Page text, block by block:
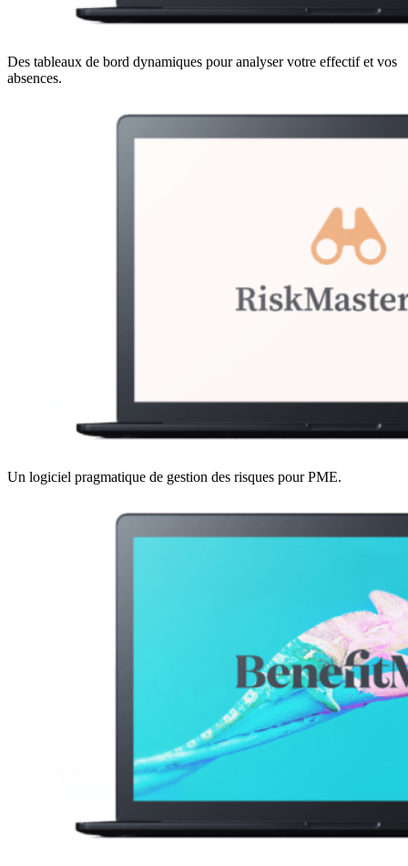
Des tableaux de bord dynamiques pour analyser votre effectif et vos
absences.
Un logiciel pragmatique de gestion des risques pour PME.